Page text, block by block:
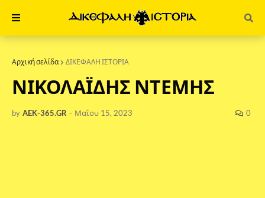
Αρχική σελίδα ΔΙΚΕΦΑΛΗ ΙΣΤΟΡΙΑ
ΝΙΚΟΛΑΪΔΗΣ ΝΤΕΜΗΣ
by AEK-365.GR - Μαΐου 15, 2023 0